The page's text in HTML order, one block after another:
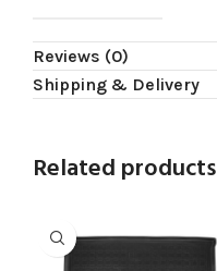
Reviews (0)
Shipping & Delivery
Related products